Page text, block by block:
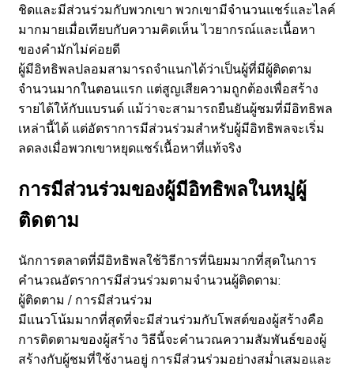
ชิดและมีส่วนร่วมกับพวกเขา พวกเขามีจำนวนแชร์และไลค์
มากมายเมื่อเทียบกับความคิดเห็น ไวยากรณ์และเนื้อหา
ของคำมักไม่ค่อยดี
ผู้มีอิทธิพลปลอมสามารถจำแนกได้ว่าเป็นผู้ที่มีผู้ติดตาม
จำนวนมากในตอนแรก แต่สูญเสียความถูกต้องเพื่อสร้าง
รายได้ให้กับแบรนด์ แม้ว่าจะสามารถยืนยันผู้ชมที่มีอิทธิพล
เหล่านี้ได้ แต่อัตราการมีส่วนร่วมสำหรับผู้มีอิทธิพลจะเริ่ม
ลดลงเมื่อพวกเขาหยุดแชร์เนื้อหาที่แท้จริง
การมีส่วนร่วมของผู้มีอิทธิพลในหมู่ผู้
ติดตาม
นักการตลาดที่มีอิทธิพลใช้วิธีการที่นิยมมากที่สุดในการ
คำนวณอัตราการมีส่วนร่วมตามจำนวนผู้ติดตาม:
ผู้ติดตาม / การมีส่วนร่วม
มีแนวโน้มมากที่สุดที่จะมีส่วนร่วมกับโพสต์ของผู้สร้างคือ
การติดตามของผู้สร้าง วิธีนี้จะคำนวณความสัมพันธ์ของผู้
สร้างกับผู้ชมที่ใช้งานอยู่ การมีส่วนร่วมอย่างสม่ำเสมอและ